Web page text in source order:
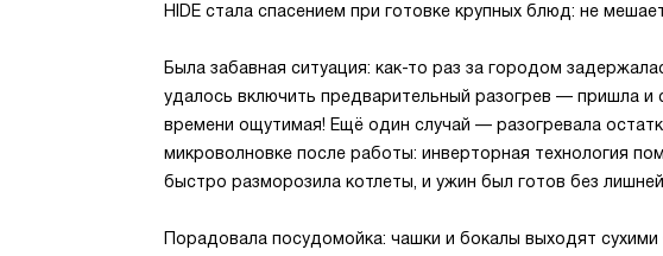
HIDE стала спасением при готовке крупных блюд: не
Была забавная ситуация: как-то раз за городом
удалось включить предварительный разогрев — пришла и
времени ощутимая! Ещё один случай — разогревала
микроволновке после работы: инверторная технология
быстро разморозила котлеты, и ужин был готов без лишней
Порадовала посудомойка: чашки и бокалы выходят сухими